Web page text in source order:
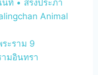
ท์ • สรงประภา
Animal
ะราม 9
มอินทรา